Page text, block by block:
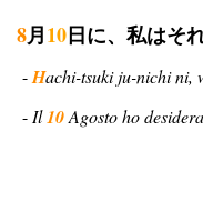
8月10日に、私はそ
-Hachi-tsuki ju-nichi ni,
- Il10Agosto ho